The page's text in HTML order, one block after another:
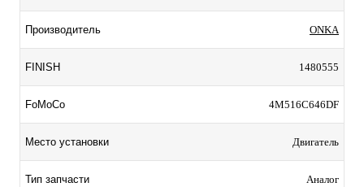
Производитель ONKA
FINISH 1480555
FoMoCo 4M516C646DF
Место установки Двигатель
Тип запчасти Аналог